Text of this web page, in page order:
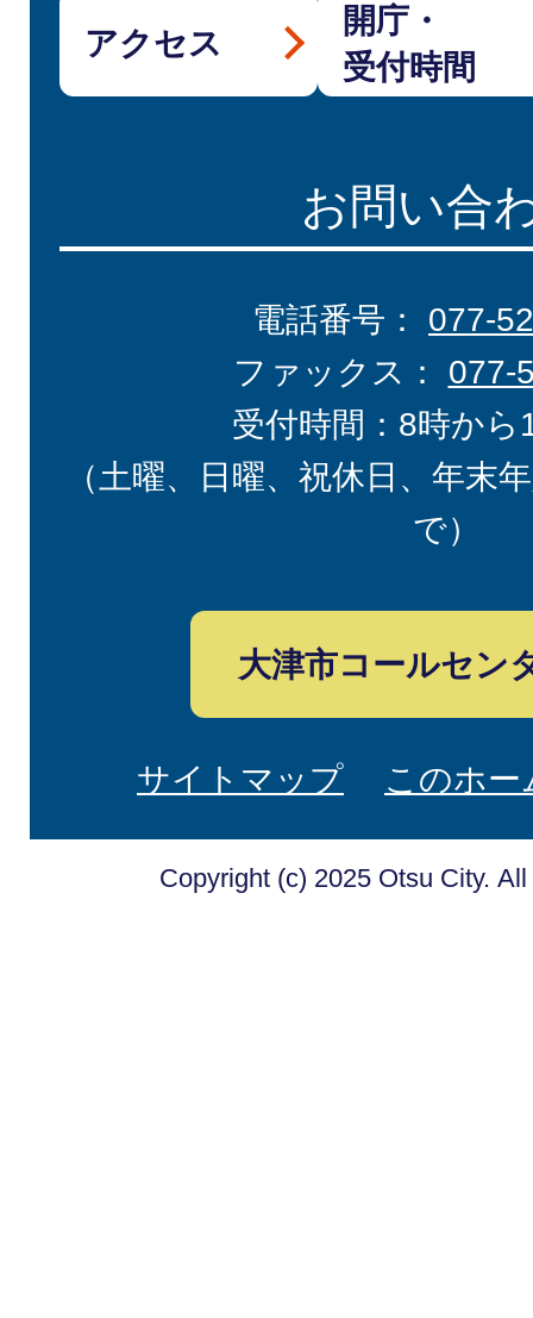
アクセス
開庁・
受付時間
お問い合
電話番号： 077-
ファックス： 077-
受付時間：8時から
（土曜、日曜、祝休日、年末
で）
大津市コールセン
サイトマップ このホ
Copyright (c) 2025 Otsu City.